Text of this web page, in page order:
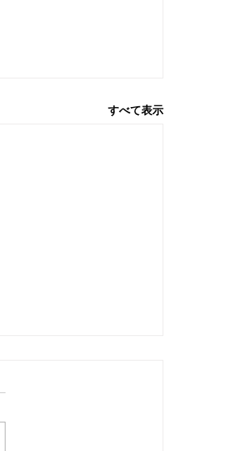
すべて表示